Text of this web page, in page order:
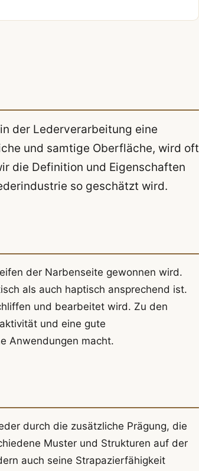
der Lederverarbeitung eine
und samtige Oberfläche, wird oft
die Definition und Eigenschaften
so geschätzt wird.
der Narbenseite gewonnen wird.
als auch haptisch ansprechend ist.
und bearbeitet wird. Zu den
und eine gute
Anwendungen macht.
durch die zusätzliche Prägung, die
Muster und Strukturen auf der
auch seine Strapazierfähigkeit